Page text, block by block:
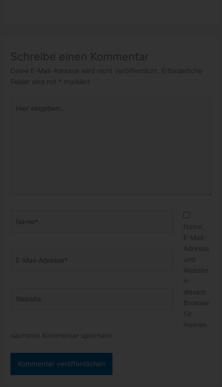
Schreibe einen Kommentar
Deine E-Mail-Adresse wird nicht veröffentlicht.
Erforderliche
Felder sind mit
* markiert
eingeben…
Mail-
Name,
E-Mail-
Adresse
und
Website
in
diesem
Browser
für
meinen
nächsten Kommentar speichern.